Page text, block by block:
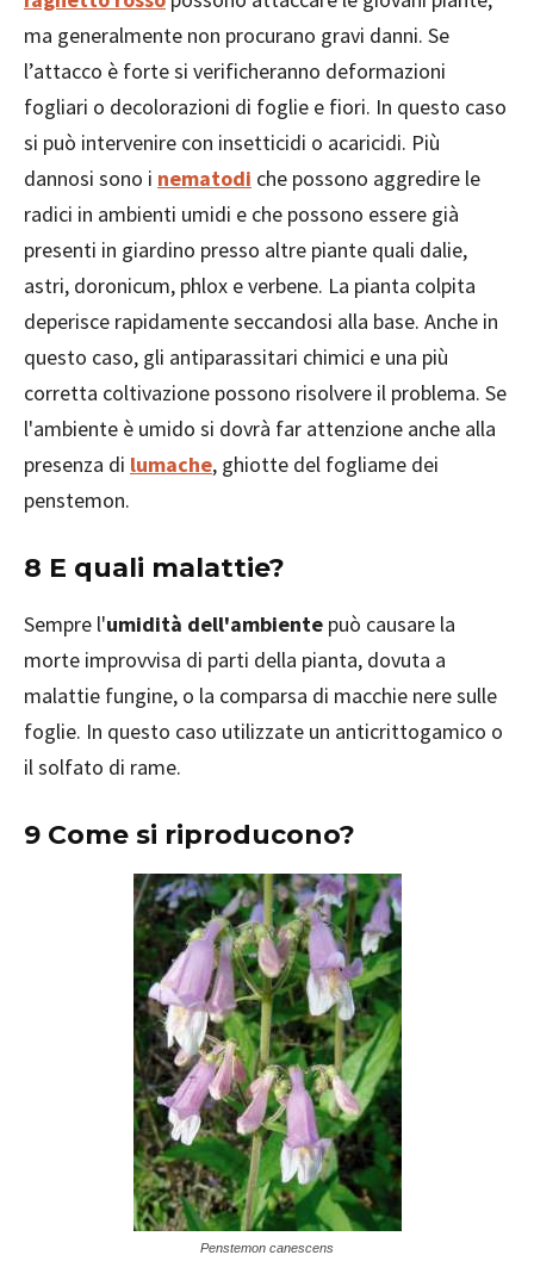
ma generalmente non procurano gravi danni. Se
l’attacco è forte si verificheranno deformazioni
fogliari o decolorazioni di foglie e fiori. In questo caso
si può intervenire con insetticidi o acaricidi. Più
dannosi sono i nematodi che possono aggredire le
radici in ambienti umidi e che possono essere già
presenti in giardino presso altre piante quali dalie,
astri, doronicum, phlox e verbene. La pianta colpita
deperisce rapidamente seccandosi alla base. Anche in
questo caso, gli antiparassitari chimici e una più
corretta coltivazione possono risolvere il problema. Se
l'ambiente è umido si dovrà far attenzione anche alla
presenza di lumache, ghiotte del fogliame dei
penstemon.
8 E quali malattie?
Sempre l'umidità dell'ambiente può causare la
morte improvvisa di parti della pianta, dovuta a
malattie fungine, o la comparsa di macchie nere sulle
foglie. In questo caso utilizzate un anticrittogamico o
il solfato di rame.
9 Come si riproducono?
Penstemon canescens